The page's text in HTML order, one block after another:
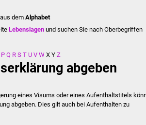
dem Alphabet
Lebenslagen und suchen Sie nach Oberbegriffen
P Q R S T U V W X Y Z
abgeben
eines Visums oder eines Aufenthaltstitels
abgeben. Dies gilt auch bei Aufenthalten zu